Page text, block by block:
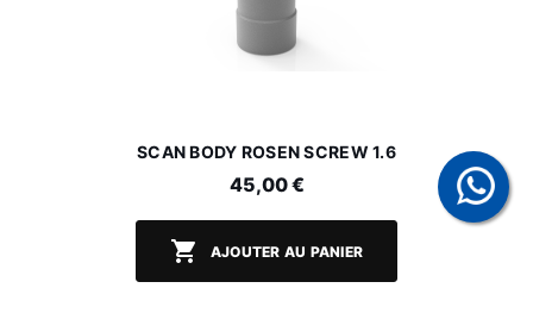
SCAN BODY ROSEN SCREW 1.6
45,00 €
 AJOUTER AU PANIER